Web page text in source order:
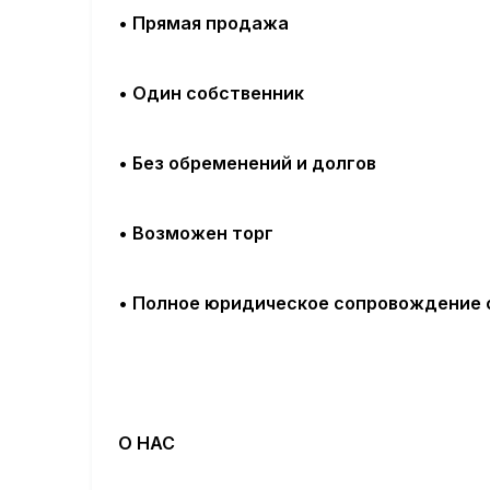
• Прямая продажа
• Один собственник
• Без обременений и долгов
• Возможен торг
• Полное юридическое сопровождение
О НАС